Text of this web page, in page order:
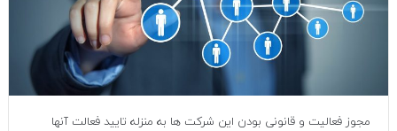
مجوز فعالیت و قانونی بودن این شرکت ها به منزله تایید فعالت آنها